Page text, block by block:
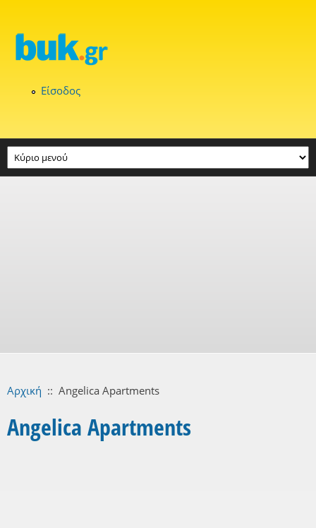
Είσοδος
Αρχική :: Angelica Apartments
Angelica Apartments